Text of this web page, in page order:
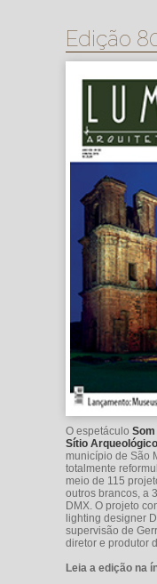
Edição
O espetáculo
Sítio
município de São
totalmente
meio de 115
outros brancos, a
DMX. O projeto
lighting designer
supervisão de
diretor e produtor
Leia a edição na